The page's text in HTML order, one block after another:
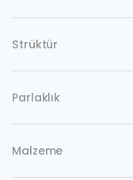
Strüktür
Parlaklık
Malzeme